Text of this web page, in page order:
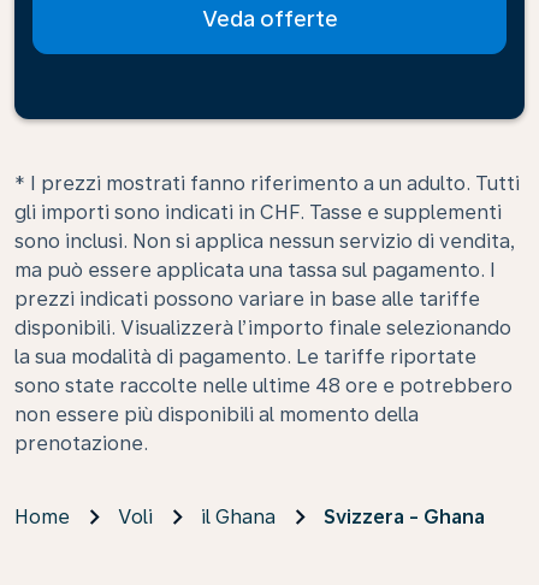
Veda offerte
* I prezzi mostrati fanno riferimento a un adulto. Tutti
gli importi sono indicati in CHF. Tasse e supplementi
sono inclusi. Non si applica nessun servizio di vendita,
ma può essere applicata una tassa sul pagamento. I
prezzi indicati possono variare in base alle tariffe
disponibili. Visualizzerà l’importo finale selezionando
la sua modalità di pagamento. Le tariffe riportate
sono state raccolte nelle ultime 48 ore e potrebbero
non essere più disponibili al momento della
prenotazione.
Home Voli il Ghana Svizzera - Ghana